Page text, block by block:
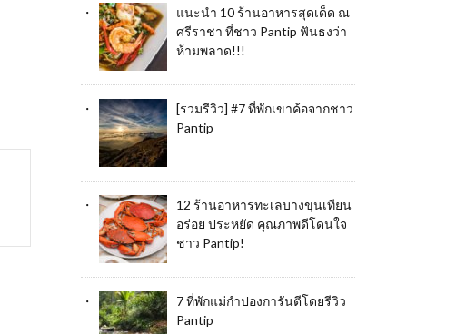
แนะนำ 10 ร้านอาหารสุดเด็ด ณ
ศรีราชา ที่ชาว Pantip ฟันธงว่า
ห้ามพลาด!!!
[รวมรีวิว] #7 ที่พักเขาค้อจากชาว
Pantip
12 ร้านอาหารทะเลบางขุนเทียน
อร่อย ประหยัด คุณภาพดีโดนใจ
ชาว Pantip!
7 ที่พักแม่กำปองการันตีโดยรีวิว
Pantip